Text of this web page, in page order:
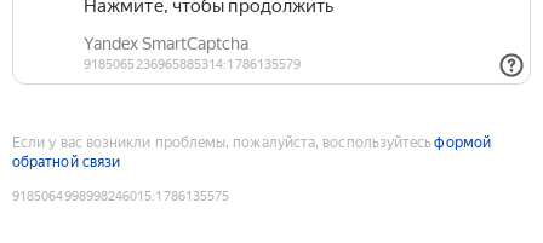
Если у вас возникли проблемы, пожалуйста, воспользуйтесьформой
обратной связи
9185064998998246015:1786135575